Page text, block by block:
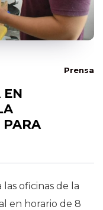
Prensa
EN
PARA
oficinas de la
en horario de 8